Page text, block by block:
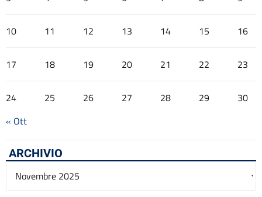
10 11 12 13 14 15 16
17 18 19 20 21 22 23
24 25 26 27 28 29
30
« Ott
ARCHIVIO